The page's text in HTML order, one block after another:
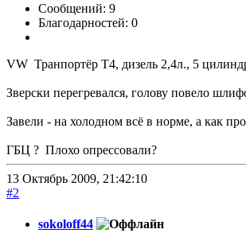
Сообщений: 9
Благодарностей: 0
VW Транпортёр Т4, дизель 2,4л., 5
Зверски перегревался, голову повело
Завели - на холодном всё в норме, а как
ГБЦ ? Плохо опрессовали?
13 Октябрь 2009, 21:42:10
#2
sokoloff44